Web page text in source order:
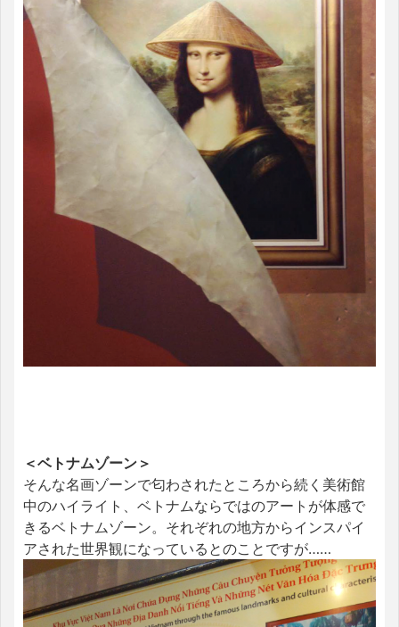
＜ベトナムゾーン＞
そんな名画ゾーンで匂わされたところから続く美術館
中のハイライト、ベトナムならではのアートが体感で
きるベトナムゾーン。それぞれの地方からインスパイ
アされた世界観になっているとのことですが……